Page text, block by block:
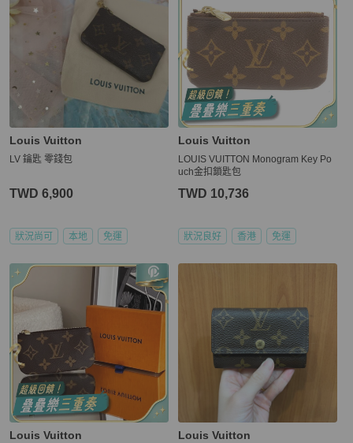
Louis Vuitton
LV 鑰匙 零錢包
TWD 6,900
狀況尚可 本地 免運
Louis Vuitton
LOUIS VUITTON Monogram Key Po
uch金扣鎖匙包
TWD 10,736
狀況良好 香港 免運
Louis Vuitton Louis Vuitton